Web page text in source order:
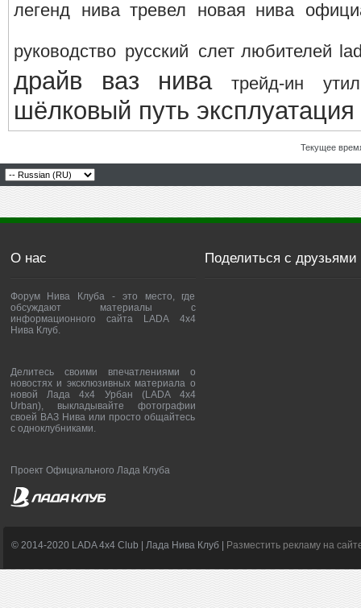
легенд
нива тревел новая нива
руководство русский слет любителей
драйв ваз нива трейд-ин
шёлковый путь эксплуатация
Текущее
О нас
Форум Нива Клуба - это место, где
обсуждают материалы с
информационного сайта LADA 4x4
Нива Клуб.
Делитесь своими впечатлениями о
новостях и эксклюзивных материала о
новой Лада 4х4 Урбан (LADA 4x4
Urban), выкладывайте фотографии
своей ВАЗ Нива или просто общайтесь
с одноклубниками.
Проект Официального Лада Клуба
Поделиться с друзьями
© 2014-2020 LADA 4x4 Club | Лада Нива Клуб | Разместить рекламу на